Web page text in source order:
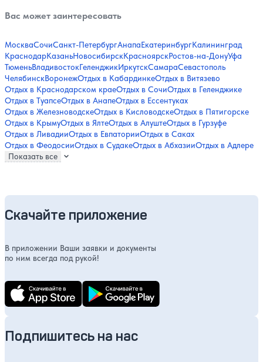
Вас может заинтересовать
МоскваСочиСанкт-ПетербургАнапаЕкатеринбургКалининград
КраснодарКазаньНовосибирскКрасноярскРостов-на-ДонуУфа
ТюменьВладивостокГеленджикИркутскСамараСевастополь
ЧелябинскВоронежОтдых в КабардинкеОтдых в Витязево
Отдых в Краснодарском краеОтдых в СочиОтдых в Геленджике
Отдых в ТуапсеОтдых в АнапеОтдых в Ессентуках
Отдых в ЖелезноводскеОтдых в КисловодскеОтдых в Пятигорске
Отдых в КрымуОтдых в ЯлтеОтдых в АлуштеОтдых в Гурзуфе
Отдых в ЛивадииОтдых в ЕвпаторииОтдых в Саках
Отдых в ФеодосииОтдых в СудакеОтдых в АбхазииОтдых в Адлере
Показать все
Скачайте приложение
В приложении Ваши заявки и документы
по ним всегда под рукой!
Подпишитесь на нас